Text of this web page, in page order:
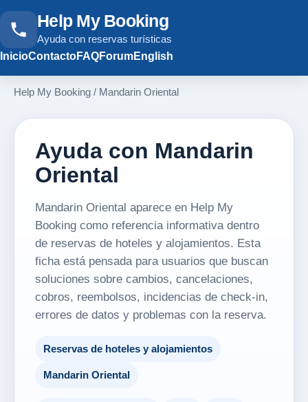
Help My Booking
Ayuda con reservas turísticas
InicioContactoFAQForumEnglish
Help My Booking / Mandarin Oriental
Ayuda con Mandarin
Oriental
Mandarin Oriental aparece en Help My
Booking como referencia informativa dentro
de reservas de hoteles y alojamientos. Esta
ficha está pensada para usuarios que buscan
soluciones sobre cambios, cancelaciones,
cobros, reembolsos, incidencias de check-in,
errores de datos y problemas con la reserva.
Reservas de hoteles y alojamientos
Mandarin Oriental